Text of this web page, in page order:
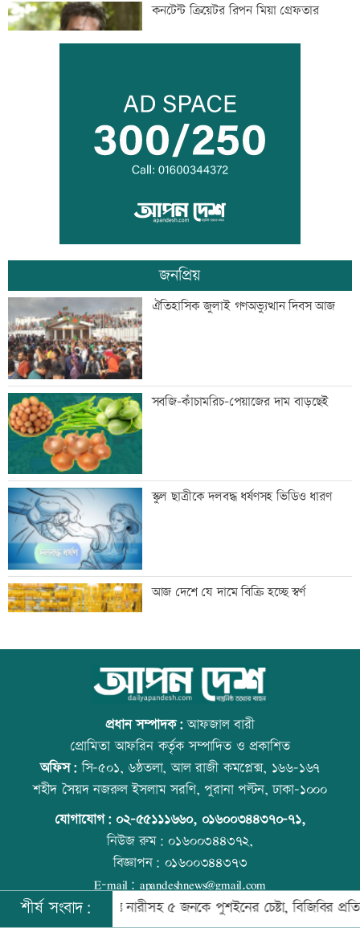
কনটেন্ট ক্রিয়েটর রিপন মিয়া গ্রেফতার
মানবিক মূল্যবোধসম্পন্ন বিচারকের অভাব:
আইনমন্ত্রী
রোববার চট্টগ্রামে যাচ্ছেন প্রধানমন্ত্রী
বিয়ে না করার কারণ জানালেন আমিশা
আওয়ামী লীগের সঙ্গে গণতন্ত্র যায় না: মির্জা
ফখরুল
ডেপুটি ম্যানেজার চেয়ে ব্র্যাকে নিয়োগ
‘আমার স্বপ্ন আপনাদের কাছে দিয়ে গেলাম’
মেহেরপুর সীমান্তে নারীসহ ৫ জনকে পুশইনের
চেষ্টা, বিজিবির প্রতিরোধে ব্যর্থ
থাইল্যান্ডে ১৪ বছরের শিক্ষার্থীর গুলিতে নিহত
৬
জাপানে ধেয়ে আসছে ঘূর্ণিঝড় ডলফিন
জনপ্রিয়
ঐতিহাসিক জুলাই গণঅভ্যুত্থান দিবস আজ
সবজি-কাঁচামরিচ-পেয়াজের দাম বাড়ছেই
স্কুল ছাত্রীকে দলবদ্ধ ধর্ষণসহ ভিডিও ধারণ
আজ দেশে যে দামে বিক্রি হচ্ছে স্বর্ণ
আজ বিশ্ব বন্ধু দিবস
প্রতিমন্ত্রীকে ঘিরে ভাইরাল ভিডিওতে ছবি
জুড়ে অপপ্রচার: এলিন
কোরআন-হাদিসে নামাজ না পড়ার শাস্তি
প্রধান সম্পাদক:আফজাল বারী
প্রোমিতা আফরিন কর্তৃক সম্পাদিত ও প্রকাশিত
অফিস:সি-৫০১, ৬ষ্ঠতলা, আল রাজী কমপ্লেক্স, ১৬৬-১৬৭
শহীদ সৈয়দ নজরুল ইসলাম সরণি, পুরানা পল্টন, ঢাকা-১০০০
যোগাযোগ: ০২-৫৫১১১৬৬০, ০১৬০০৩৪৪৩৭০-৭১,
নিউজ রুম:০১৬০০৩৪৪৩৭২,
বিজ্ঞাপন: ০১৬০০৩৪৪৩৭৩
E-mail: apandeshnews@gmail.com
©২০২৬ |আপন দেশ ডটকমকর্তৃক সর্বসত্ব ® সংরক্ষিত | উন্নয়নে
শীর্ষ সংবাদ:
সীমান্তে নারীসহ ৫ জনকে পুশইনের চেষ্টা, বিজিবির প্রতিরোধে ব্যর্থ